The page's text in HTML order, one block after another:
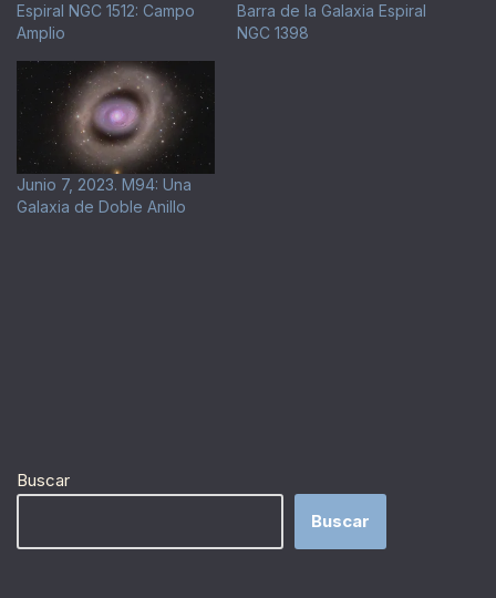
Espiral NGC 1512: Campo
Amplio
Barra de la Galaxia Espiral
NGC 1398
Junio 7, 2023. M94: Una
Galaxia de Doble Anillo
Buscar
Buscar